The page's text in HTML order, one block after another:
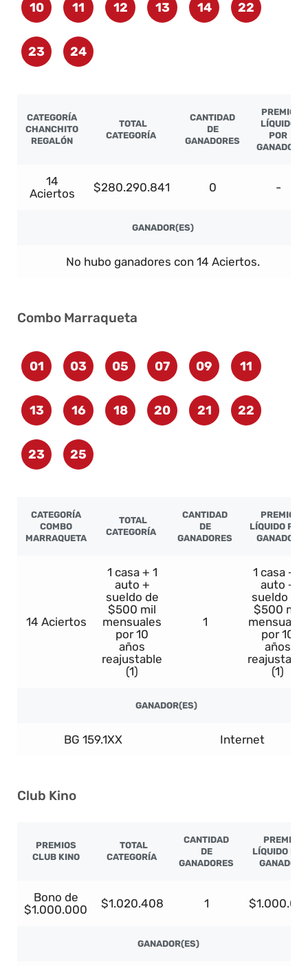
10 11 12 13 14 22
23 24
CATEGORÍA
CHANCHITO
REGALÓN
TOTAL
CATEGORÍA
CANTIDAD
DE
GANADORES
PREMIO
LÍQUIDO
POR
GANADOR
14
Aciertos
$280.290.841 0 -
GANADOR(ES)
No hubo ganadores con 14 Aciertos.
Combo Marraqueta
01 03 05 07 09 11
13 16 18 20 21 22
23 25
CATEGORÍA
COMBO
MARRAQUETA
TOTAL
CATEGORÍA
CANTIDAD
DE
GANADORES
PREMIO
LÍQUIDO POR
GANADOR
14 Aciertos
1 casa + 1
auto +
sueldo de
$500 mil
mensuales
por 10
años
reajustable
(1)
1
1 casa + 1
auto +
sueldo de
$500 mil
mensuales
por 10
años
reajustable
(1)
GANADOR(ES)
BG 159.1XX Internet
Club Kino
PREMIOS
CLUB KINO
TOTAL
CATEGORÍA
CANTIDAD
DE
GANADORES
PREMIO
LÍQUIDO POR
GANADOR
Bono de
$1.000.000
$1.020.408 1
GANADOR(ES)